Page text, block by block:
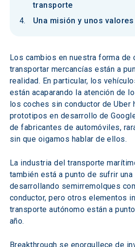
transporte
Una misión y unos
Los cambios en nuestra forma de
transportar mercancías están a
realidad. En particular, los
están acaparando la atención de
los coches sin conductor de Uber
prototipos en desarrollo de
de fabricantes de automóviles,
sin que oigamos hablar de ellos.
La industria del transporte
también está a punto de sufrir
desarrollando semirremolques
conductor, pero otros elementos
transporte autónomo están a
año.
Breakthrough se enorgullece de